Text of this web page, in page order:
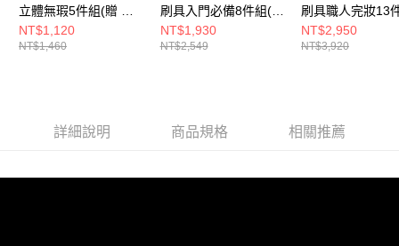
立體無瑕5件組(贈 專
屬速乾洗刷噴霧
15ml+訂製夾鏈收納袋)
NT$1,120
NT$1,460
刷具入門必備8件組(贈
專屬速乾洗刷噴霧
15ml+訂製夾鏈收納袋)
NT$1,930
NT$2,549
刷具職人完妝13
(贈 專屬速乾洗
50ml+勻淨乾洗
NT$2,950
NT$3,920
詳細說明 商品規格 相關推薦